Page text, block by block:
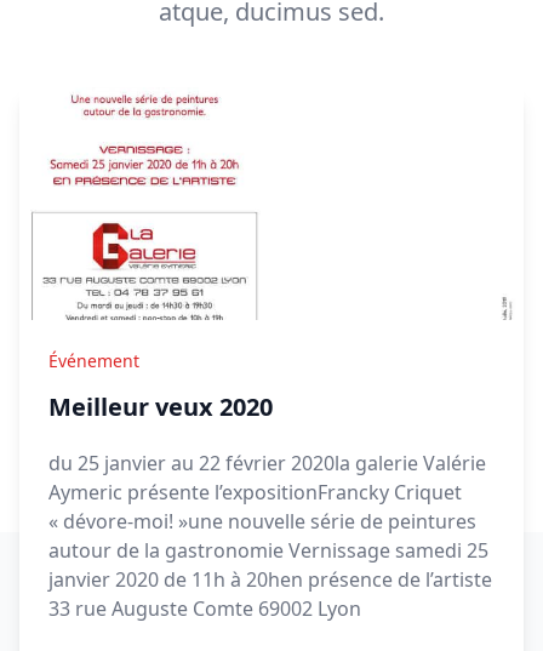
atque, ducimus sed.
Événement
Meilleur veux 2020
du 25 janvier au 22 février 2020la galerie Valérie
Aymeric présente l’expositionFrancky Criquet
« dévore-moi! »une nouvelle série de peintures
autour de la gastronomie Vernissage samedi 25
janvier 2020 de 11h à 20hen présence de l’artiste
33 rue Auguste Comte 69002 Lyon